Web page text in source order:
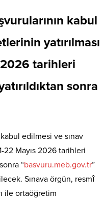
kabul
yatırılması
2026 tarihleri
sonra
edilmesi ve sınav
22 Mayıs 2026 tarihleri
“basvuru.meb.gov.tr”
Sınava örgün, resmî
ile ortaöğretim